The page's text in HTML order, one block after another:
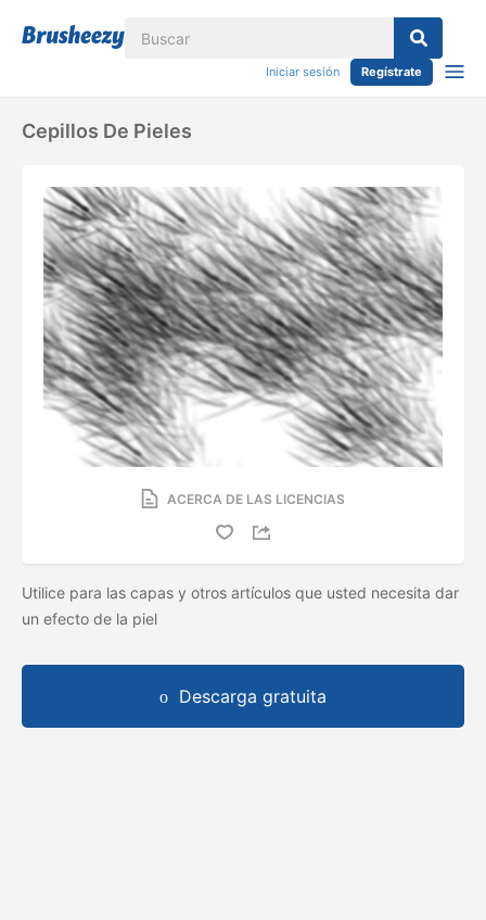
Iniciar sesión Regístrate
Cepillos De Pieles
ACERCA DE LAS LICENCIAS
Utilice para las capas y otros artículos que usted necesita dar
un efecto de la piel
Descarga gratuita